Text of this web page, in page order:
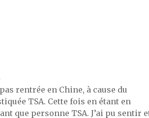
rentrée en Chine, à cause du
TSA. Cette fois en étant en
que personne TSA. J’ai pu sentir